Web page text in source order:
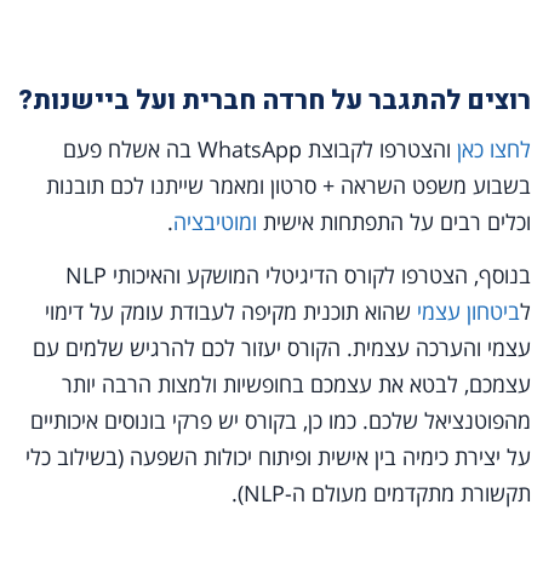
רוצים להתגבר על חרדה חברית ועל ביישנות?
לחצו כאן
והצטרפו לקבוצת WhatsApp בה אשלח פעם
בשבוע משפט השראה + סרטון ומאמר שייתנו לכם תובנות
וכלים רבים על התפתחות אישית ומוטיבציה.
בנוסף, הצטרפו לקורס הדיגיטלי המושקע והאיכותי NLP
לביטחון עצמי שהוא תוכנית מקיפה לעבודת עומק על דימוי
עצמי והערכה עצמית. הקורס יעזור לכם להרגיש שלמים עם
עצמכם, לבטא את עצמכם בחופשיות ולמצות הרבה יותר
מהפוטנציאל שלכם. כמו כן, בקורס יש פרקי בונוסים איכותיים
על יצירת כימיה בין אישית ופיתוח יכולות השפעה (בשילוב כלי
תקשורת מתקדמים מעולם ה-NLP).